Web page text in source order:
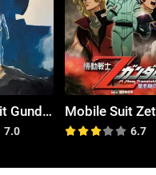
Mobile Suit Gundam I
7.0 6.7